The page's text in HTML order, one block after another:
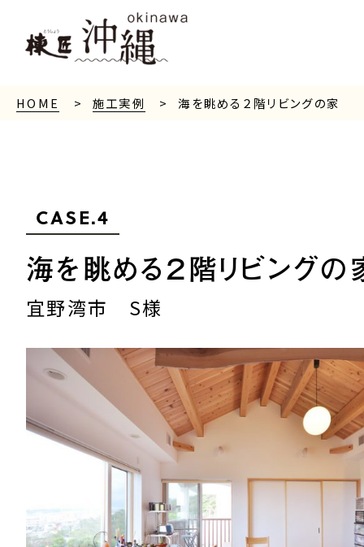
HOME 施工実例 海を眺める２階リビングの家
CASE.4
海を眺める２階リビングの
宜野湾市 S様